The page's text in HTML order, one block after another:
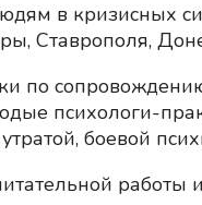
в кризисных
Ставрополя,
по
психологи-
боевой